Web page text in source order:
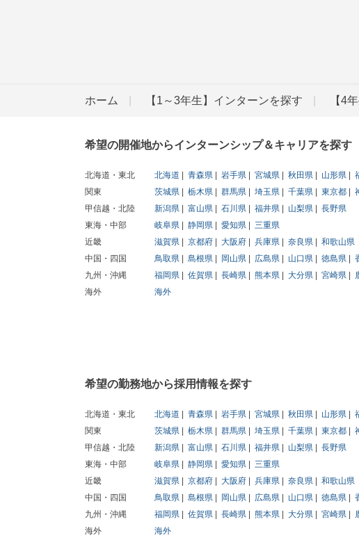
ホーム 【1～3年生】インターンを探す 【4
希望の開催地からインターンシップ＆キャリアを探す
北海道・東北 北海道 青森県 岩手県 宮城県 秋田県 山形県
関東
茨城県 栃木県 群馬県 埼玉県 千葉県 東京都
甲信越・北陸
新潟県 富山県 石川県 福井県 山梨県
長野県
東海・中部
岐阜県 静岡県 愛知県
三重県
近畿
滋賀県 京都府 大阪府 兵庫県 奈良県
和歌山県
中国・四国
鳥取県 島根県 岡山県 広島県 山口県 徳島県
九州・沖縄
福岡県 佐賀県 長崎県 熊本県 大分県 宮崎県
海外
海外
希望の勤務地から採用情報を探す
北海道・東北 北海道 青森県 岩手県 宮城県 秋田県 山形県
関東
茨城県 栃木県 群馬県 埼玉県 千葉県 東京都
甲信越・北陸
新潟県 富山県 石川県 福井県 山梨県
長野県
東海・中部
岐阜県 静岡県 愛知県
三重県
近畿
滋賀県 京都府 大阪府 兵庫県 奈良県
和歌山県
中国・四国
鳥取県 島根県 岡山県 広島県 山口県 徳島県
九州・沖縄
福岡県 佐賀県 長崎県 熊本県 大分県 宮崎県
海外
海外